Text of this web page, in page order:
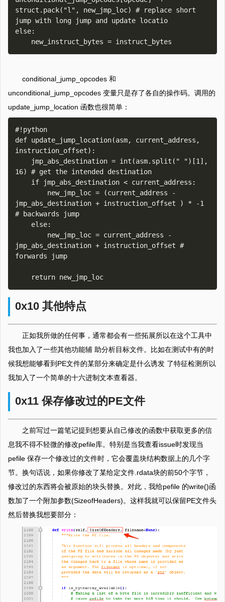
struct.pack("l", new_jmp_loc) # replace short
jump with long jump and update locatio
else:
conditional_jump_opcodes 和
unconditional_jump_opcodes 变量只是存了各自的操作码。调用的
update_jump_location 函数也很简单：
#!python
def update_jump_location(asm, current_address,
instruction_offset):
16) # get the intended destination
jmp_abs_destination + instruction_offset ) * -1
# backwards jump
jmp_abs_destination + instruction_offset #
forwards jump
0x10 其他特点
正如我所做的任何事，通常都会有一些拓展所以在这个工具中
我也加入了一些其他功能辅 助分析目标文件。比如在测试中有的时
候我想能够看到PE文件的某部分来确定是什么诱发 了特征检测所以
我加入了一个简单的十六进制文本查看器。
0x11 保存修改过的PE文件
之前写过一篇笔记提到想要从自己修改的函数中获取更多的信
息我不得不轻微的修改pefile库。特别是当我查看issue时发现当
pefile 保存一个修改过的文件时，它会覆盖块结构数据上的几个字
节。换句话说，如果你修改了某给定文件.rdata块的前50个字节，
修改过的东西将会被原始的块头替换。对此，我给pefile 的write()函
数加了一个附加参数(SizeofHeaders)。这样我就可以保留PE文件头
然后替换我想要部分：